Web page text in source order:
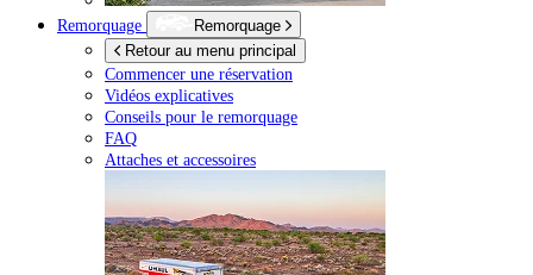
Remorquage
Remorquage
Retour au menu principal
Commencer une réservation
Vidéos explicatives
Conseils pour le remorquage
FAQ
Attaches et accessoires